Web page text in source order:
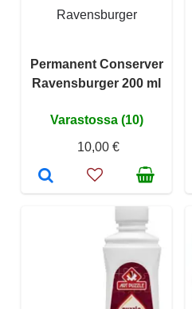
Ravensburger
Permanent Conserver
Ravensburger 200 ml
Varastossa (10)
10,00 €